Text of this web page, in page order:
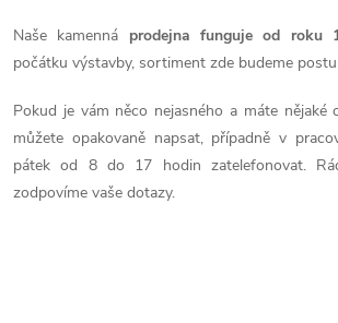
,
r
u
Naše kamenná prodejna funguje od roku
počátku výstavby, sortiment zde budeme
Pokud je vám něco nejasného a máte nějaké
můžete opakovaně napsat, případně v
pátek od 8 do 17 hodin zatelefonovat.
zodpovíme vaše dotazy.